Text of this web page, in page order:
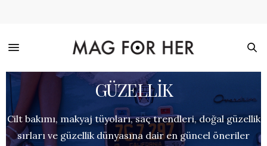
GÜZELLİK
Cilt bakımı, makyaj tüyoları, saç trendleri, doğal güzellik
sırları ve güzellik dünyasına dair en güncel öneriler